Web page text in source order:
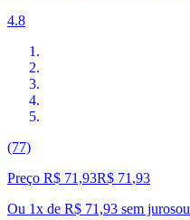
4.8
(77)
Preço R$ 71,93R$ 71 ,93
Ou 1x de R$ 71,93 sem jurosou